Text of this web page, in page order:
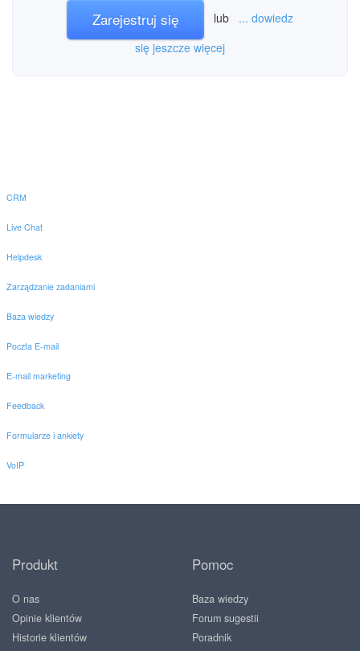
Zarejestruj się lub ... dowiedz
się jeszcze więcej
CRM
Live Chat
Helpdesk
Zarządzanie zadaniami
Baza wiedzy
Poczta E-mail
E-mail marketing
Feedback
Formularze i ankiety
VoIP
Produkt
O nas
Opinie klientów
Historie klientów
Pomoc
Baza wiedzy
Forum sugestii
Poradnik